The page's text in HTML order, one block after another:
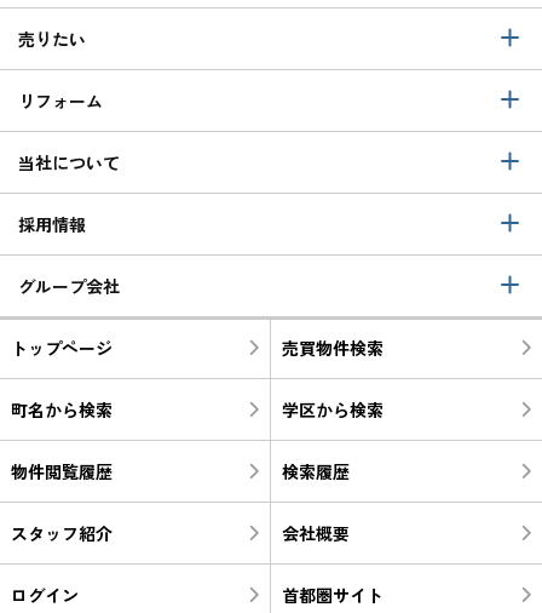
売りたい
リフォーム
当社について
採用情報
グループ会社
トップページ 売買物件検索
町名から検索 学区から検索
物件閲覧履歴 検索履歴
スタッフ紹介 会社概要
ログイン 首都圏サイト